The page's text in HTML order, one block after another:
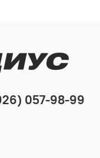
057-98-99